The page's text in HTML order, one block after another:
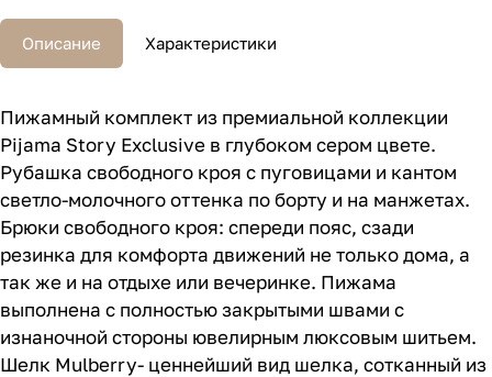
Описание Характеристики
Пижамный комплект из премиальной коллекции
Pijama Story Exclusive в глубоком сером цвете.
Рубашка свободного кроя с пуговицами и кантом
светло-молочного оттенка по борту и на манжетах.
Брюки свободного кроя: спереди пояс, сзади
резинка для комфорта движений не только дома, а
так же и на отдыхе или вечеринке. Пижама
выполнена с полностью закрытыми швами с
изнаночной стороны ювелирным люксовым шитьем.
Шелк Mulberry- ценнейший вид шелка, сотканный из